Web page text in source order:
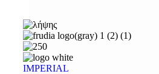
IMPERIAL